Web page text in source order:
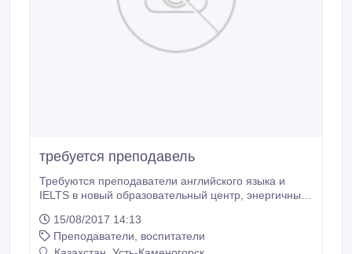
требуется преподавель
Требуются преподаватели английского языка и
IELTS в новый образовательный центр, энергичные
график, своевременная и достойная оплата труда,
а также карьерный рост. Детали на собеседовании.
15/08/2017 14:13
Преподаватели, воспитатели